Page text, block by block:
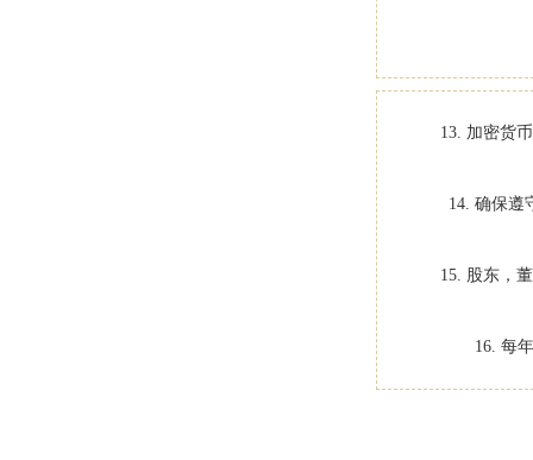
13. 加密货
14. 确保遵
15. 股东，
16. 每